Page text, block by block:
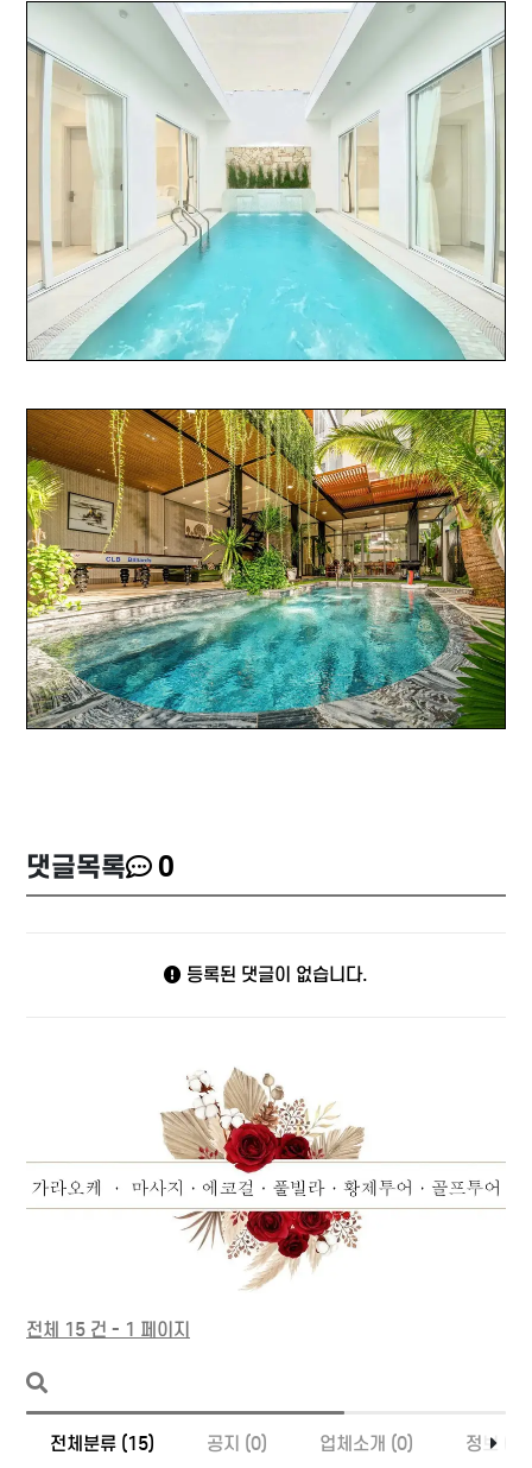
댓글목록 0
등록된 댓글이 없습니다.
전체 15 건 - 1 페이지
전체분류 (15) 공지 (0) 업체소개 (0) 정보